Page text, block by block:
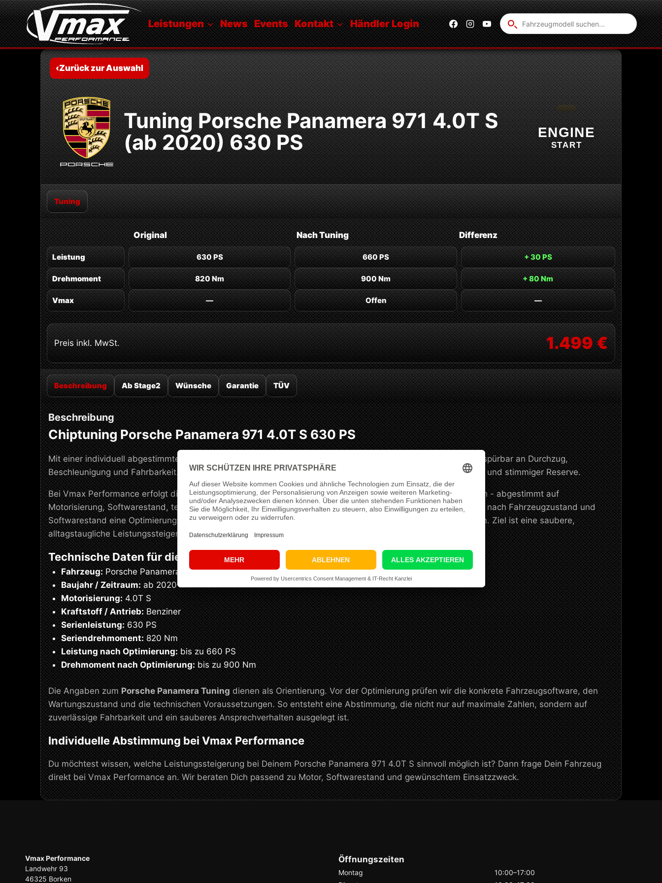
Zum
Inhalt
springen
Leistungen News Events Kontakt Händler Login
Fahrzeug
suchen
‹Zurück zur Auswahl
Tuning Porsche Panamera 971 4.0T S
(ab 2020) 630 PS
ENGINE
START
Tuning
Original NachTuning Differenz
Leistung 630 PS 660 PS + 30 PS
Drehmoment 820 Nm 900 Nm + 80 Nm
Vmax — Offen —
Preis inkl. MwSt. 1.499 €
Beschreibung Ab Stage2 Wünsche Garantie TÜV
Beschreibung
Chiptuning Porsche Panamera 971 4.0T S 630 PS
Mit einer individuell abgestimmten
gewinnt der Porsche Panamera 971 4.0T S 630 PS spürbar an Durchzug,
Beschleunigung und Fahrbarkeit. Das Ergebnis ist ein lebendigeres Fahrgefühl mit sauberem Leistungsaufbau und stimmiger Reserve.
Bei Vmax Performance erfolgt die Abstimmung nicht als pauschale Standarddatei, sondern fahrzeugspezifisch - abgestimmt auf
Motorisierung, Softwarestand, technischen Zustand und den geplanten Einsatzbereich. Für dieses Setup ist je nach Fahrzeugzustand und
Softwarestand eine Optimierung von 630 PSauf bis zu660 PS
möglich. Ziel ist eine saubere,
alltagstaugliche Leistungssteigerung mit stimmiger Reserve in den relevanten Last- und Drehzahlbereichen.
Technische Daten für dieses Setup
Fahrzeug: Porsche Panamera 971 4.0T S
Baujahr / Zeitraum: ab 2020
Motorisierung: 4.0T S
Kraftstoff / Antrieb:Benziner
Serienleistung: 630 PS
Seriendrehmoment: 820 Nm
Leistung nach Optimierung: bis zu 660 PS
Drehmoment nach Optimierung: bis zu 900 Nm
Die Angaben zum Porsche Panamera Tuning dienen als Orientierung. Vor der Optimierung prüfen wir die konkrete Fahrzeugsoftware, den
Wartungszustand und die technischen Voraussetzungen. So entsteht eine Abstimmung, die nicht nur auf maximale Zahlen, sondern auf
zuverlässige Fahrbarkeit und ein sauberes Ansprechverhalten ausgelegt ist.
Individuelle Abstimmung bei Vmax Performance
Du möchtest wissen, welche Leistungssteigerung bei Deinem Porsche Panamera 971 4.0T S sinnvoll möglich ist? Dann frage Dein Fahrzeug
direkt bei Vmax Performance an. Wir beraten Dich passend zu Motor, Softwarestand und gewünschtem Einsatzzweck.
Vmax Performance
Landwehr 93
46325 Borken
Öffnungszeiten
Montag
10:00–17:00